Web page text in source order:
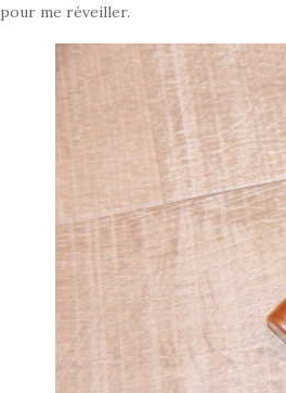
pour me réveiller.